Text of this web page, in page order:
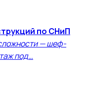
по СНиП
— шеф-
под…